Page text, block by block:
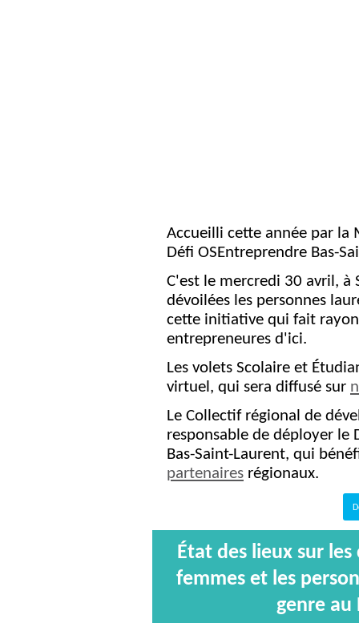
Accueilli cette année par la
Défi OSEntreprendre Bas-
C'est le mercredi 30 avril, à
dévoilées les personnes
cette initiative qui fait
entrepreneures d'ici.
Les volets Scolaire et
virtuel, qui sera diffusé sur
Le Collectif régional de
responsable de déployer le
Bas-Saint-Laurent, qui
partenaires régionaux.
État des lieux sur
femmes et les
genre au